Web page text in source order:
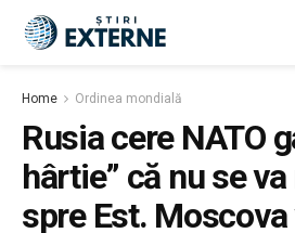
Home Ordinea mondială
Rusia cere NATO
hârtie” că nu se
spre Est. Moscova